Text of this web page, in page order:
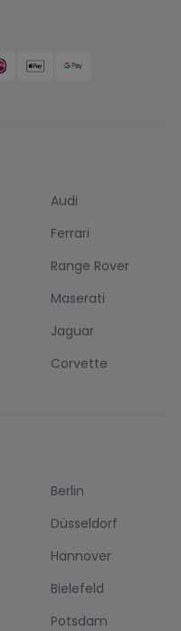
Audi
Ferrari
Range Rover
Maserati
Jaguar
Corvette
Berlin
Düsseldorf
Hannover
Bielefeld
Potsdam